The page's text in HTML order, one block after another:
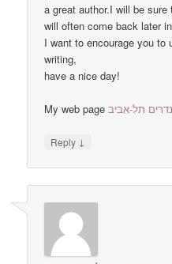
a great author.I will be
will often come back later
I want to encourage you to
writing,
have a nice day!
My web pageתל-אביב
Reply ↓